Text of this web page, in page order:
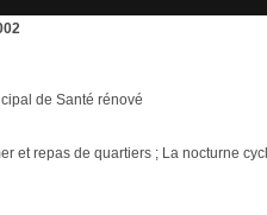
de Santé rénové
et repas de quartiers ; La nocturne